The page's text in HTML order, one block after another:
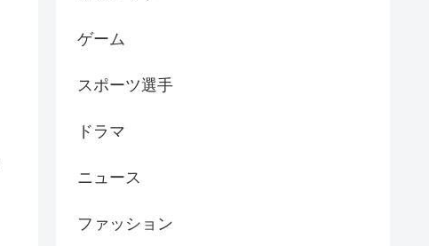
ゲーム
スポーツ選手
ドラマ
ニュース
ファッション